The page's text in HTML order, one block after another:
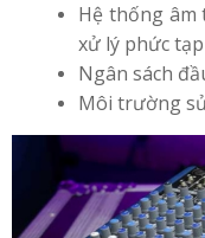
Hệ thống âm
xử lý phức tạp
Ngân sách
Môi trường